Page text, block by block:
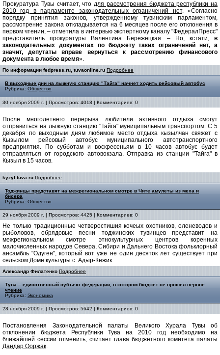
Прокуратура Тувы считает, что для рассмотрения бюджета республики на
2010 год в парламенте законодательных ограничений нет. «Согласно
порядку принятия законов, утвержденному тувинским парламентом,
рассмотрение закона откладывается на 6 месяцев после его отклонения в
первом чтении, – отметила в интервью экспертному каналу "ФедералПресс"
представитель прокуратуры Валентина Бережецкая. – Но, кстати, в
законодательных документах по бюджету таких ограничений нет, а
значит, депутаты вправе вернуться к рассмотрению финансового
документа в любое время».
По информации fedpress.ru, tuvaonline.ru Подробнее
В выходные дни на лыжную станцию "Тайга" начнет ходить рейсовый автобус
Рубрика: Общество
30 ноября 2009 г. | Просмотров: 4018 | Комментариев: 0
После многолетнего перерыва любители активного отдыха смогут
отправиться на лыжную станцию "Тайга" муниципальным транспортом. С 5
декабря по выходным дням любимое место отдыха кызылчан свяжет с
Кызылом рейсовый автобус муниципального автотранспортного
предприятия. По субботам и воскресеньям в 10 часов автобус будет
отправляться от городского автовокзала. Отправка из станции "Тайга" в
Кызыл в 15 часов.
kyzyl.tuva.ru Подробнее
Тоджинцы представят на межрегиональном смотре в Чите амулеты из меха и
бисера
Рубрика: Общество
29 ноября 2009 г. | Просмотров: 4425 | Комментариев: 0
Не только традиционные четверостишия кочеых охотников, оленеводов и
рыболовов, обрядовые песни тоджинских тувинцев представит на
межрегиональном смотре этнокультурных центров коренных
малочисленных народов Севера, Сибири и Дальнего Востока фольклорный
ансамбль "Одуген", который вот уже не один десяток лет существует при
сельском Доме культуры с. Адыр-Кежик.
Александр Филатенко Подробнее
Тува – единственный субъект федерации, в котором бюджет не прошел первое
чтение
Рубрика: Экономика
28 ноября 2009 г. | Просмотров: 5642 | Комментариев: 0
Постановления Законодательной палаты Великого Хурала Тувы об
отклонении бюджета Республики Тува на 2010 год необходимо на
ближайшей сессии отменить, считает глава бюджетного комитета палаты
Дандар Ооржак.